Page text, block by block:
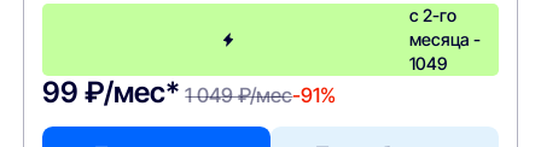
с 2-го
месяца -
1049
99 ₽/мес* 1 049 ₽/мес-91%